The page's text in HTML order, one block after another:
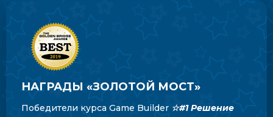
НАГРАДЫ «ЗОЛОТОЙ МОСТ»
Победители курса Game Builder ☆#1 Решение